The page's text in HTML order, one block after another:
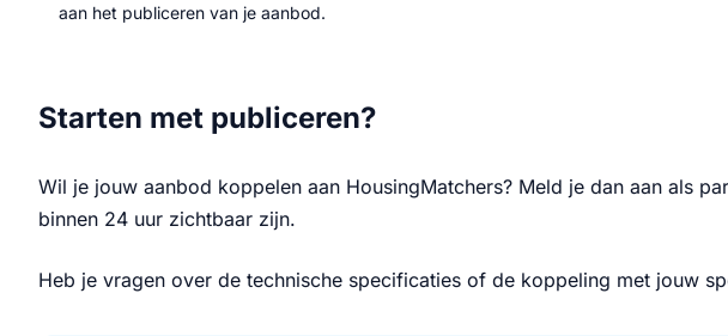
aan het publiceren van je aanbod.
Starten met publiceren?
Wil je jouw aanbod koppelen aan HousingMatchers? Meld je dan aan als
binnen 24 uur zichtbaar zijn.
Heb je vragen over de technische specificaties of de koppeling met jouw